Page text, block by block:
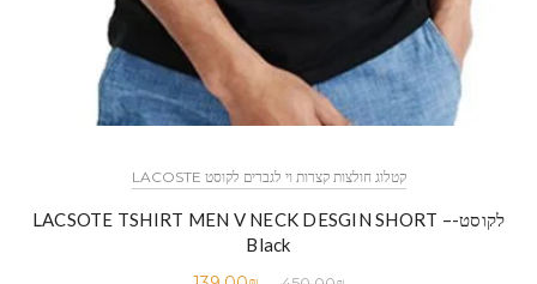
קטלוג חולצות קצרות וי לגברים לקוסט LACOSTE
לקוסט-LACSOTE TSHIRT MEN V NECK DESGIN SHORT –
Black